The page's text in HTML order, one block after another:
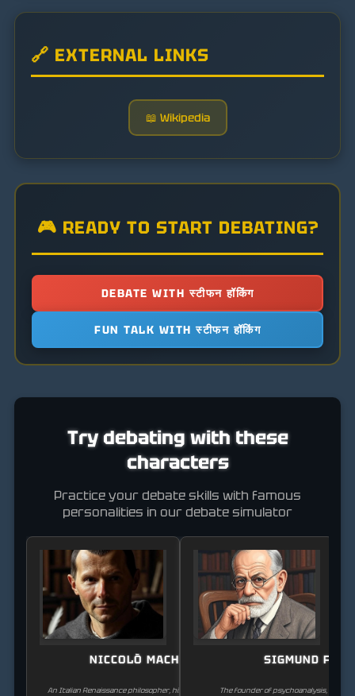
🔗 EXTERNAL LINKS
📖 Wikipedia
🎮 READY TO START DEBATING?
DEBATE WITH स्टीफन हॉकिंग
FUN TALK WITH स्टीफन हॉकिंग
Try debating with these
characters
Practice your debate skills with famous
personalities in our debate simulator
NICCOLÒ MACHIAVELLI
An Italian Renaissance philosopher, historian, and writer, known
SIGMUND
The founder of psychoanalysis, whose